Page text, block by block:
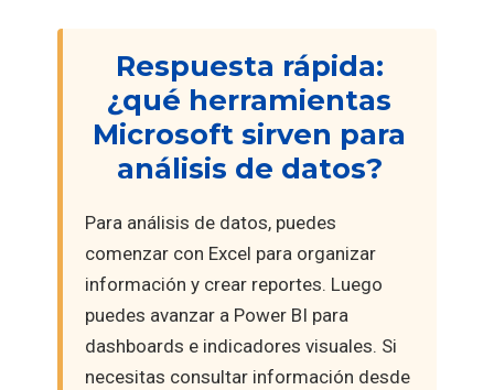
Respuesta rápida:
¿qué herramientas
Microsoft sirven para
análisis de datos?
Para análisis de datos, puedes
comenzar con Excel para organizar
información y crear reportes. Luego
puedes avanzar a Power BI para
dashboards e indicadores visuales. Si
necesitas consultar información desde